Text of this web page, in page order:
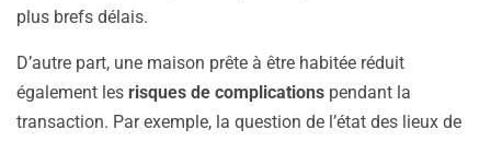
plus brefs délais.
D’autre part, une maison prête à être habitée réduit
également les risques de complications pendant la
transaction. Par exemple, la question de l’état des lieux de